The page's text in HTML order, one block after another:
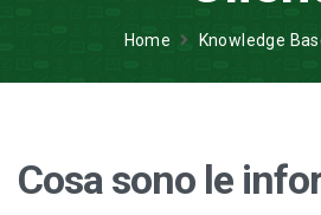
Home Knowledge
Cosa sono le